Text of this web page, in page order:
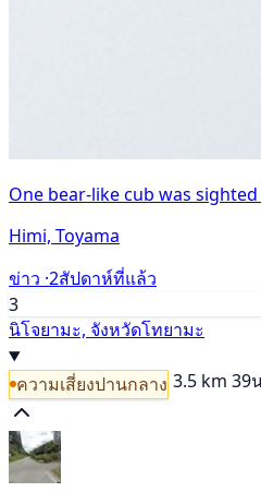
One bear-like cub was
Himi, Toyama
ข่าว ·2สัปดาห์ที่แล้ว
3
นิโจยามะ, จังหวัดโทยามะ
ความเสี่ยงปานกลาง 3.5 km 39